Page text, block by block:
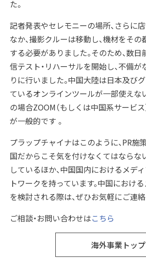
た。
記者発表やセレモニーの場所、さらに
なか、撮影クルーは移動し、機材をそ
する必要がありました。そのため、数
信テスト・リハーサルを開始し、不備
りに行いました。中国大陸は日本及び
ているオンラインツールが一部使えな
の場合ZOOM（もしくは中国系サービ
が一般的です 。
プラップチャイナはこのように、PR施
国だからこそ気を付けなくてはならな
しているほか、中国国内におけるメデ
トワークを持っています。中国におけ
を検討される際は、ぜひお気軽にご連絡
ご相談・お問い合わせはこちら
海外事業トップ